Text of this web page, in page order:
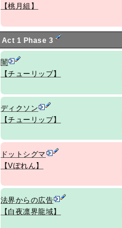
【桃月組】
Act 1 Phase 3
闇
【チューリップ】
ディクソン
【チューリップ】
ドットシグマ
【Vぽれん】
法界からの広告
【白夜凛界龍域】